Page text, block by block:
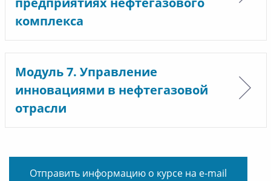
комплекса
Модуль 7. Управление
инновациями в нефтегазовой
отрасли
Отправить информацию о курсе на e-mail